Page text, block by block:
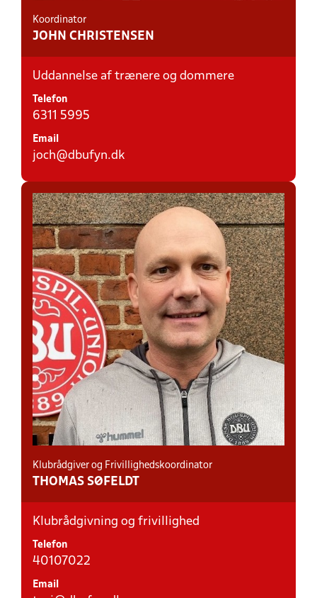
Koordinator
JOHN CHRISTENSEN
Uddannelse af trænere og dommere
Telefon
6311 5995
Email
joch@dbufyn.dk
Klubrådgiver og Frivillighedskoordinator
THOMAS SØFELDT
Klubrådgivning og frivillighed
Telefon
40107022
Email